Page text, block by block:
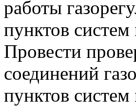
работы
пунктов систем
Провести
соединений
пунктов систем